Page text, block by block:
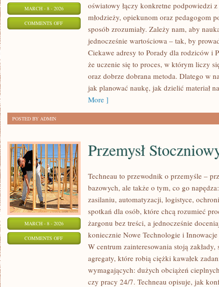
MARCH - 8 - 2026
COMMENTS OFFON
oświatowy łączy konkretne podpowiedzi
młodzieży, opiekunom oraz pedagogom
sposób zrozumiały. Zależy nam, aby
jednocześnie wartościowa – tak, by
Ciekawe adresy to Porady dla rodziców i
że uczenie się to proces, w którym liczy
oraz dobrze dobrana metoda. Dlatego w
jak planować naukę, jak dzielić materiał
More ]
POSTED BY ADMIN
MARCH - 8 - 2026
COMMENTS OFFON
STOCZNIOWY
Przemysł
Techneau to przewodnik o przemyśle –
bazowych, ale także o tym, co go
zasilaniu, automatyzacji, logistyce,
spotkań dla osób, które chcą rozumieć
żargonu bez treści, a jednocześnie
koniecznie Nowe Technologie i
W centrum zainteresowania stoją
agregaty, które robią ciężki kawałek
wymagających: dużych obciążeń
czy pracy 24/7. Techneau opisuje, jak